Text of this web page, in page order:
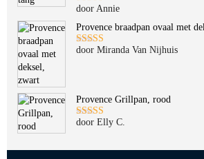
Gewaardeerd
door Annie
Provence braadpan ovaal met
Gewaardeerd
door Miranda Van Nijhuis
Provence Grillpan, rood
Gewaardeerd
door Elly C.